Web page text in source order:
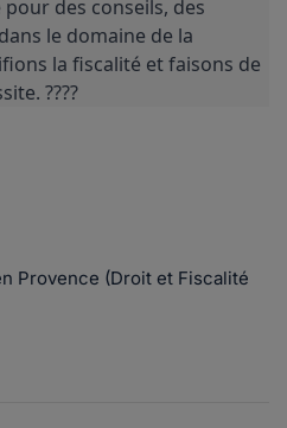
des conseils, des
le domaine de la
la fiscalité et faisons de
????
Provence (Droit et Fiscalité